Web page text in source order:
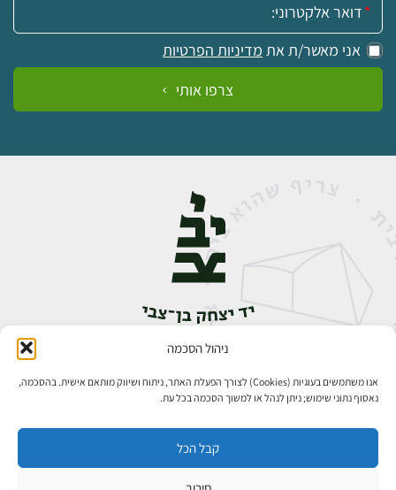
ניהול הסכמה
אנו משתמשים בעוגיות (Cookies) לצורך הפעלת האתר, ניתוח ושיווק מותאם אישית. בהסכמה,
נאסוף נתוני שימוש; ניתן לנהל או למשוך הסכמה בכל עת.
קבל הכל
אני מאשר/ת את מדיניות הפרטיות
צרפו אותי
אבן גבירול 14, רחביה, ירושלים